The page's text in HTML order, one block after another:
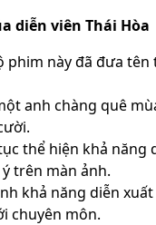
diễn viên Thái Hòa
phim này đã đưa
anh chàng quê
thể hiện khả năng
trên màn ảnh.
khả năng diễn
chuyên môn.